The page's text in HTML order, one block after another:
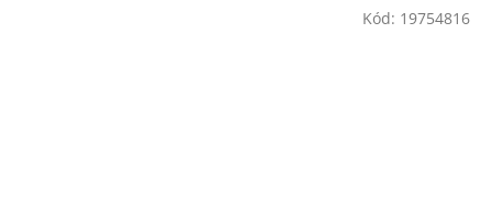
Kód: 19754816